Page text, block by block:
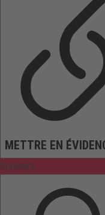
METTRE EN
Couleurs